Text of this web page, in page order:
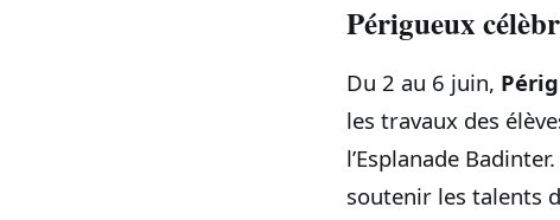
Périgueux
Du 2 au 6 juin,
les travaux des
l’Esplanade
soutenir les talents